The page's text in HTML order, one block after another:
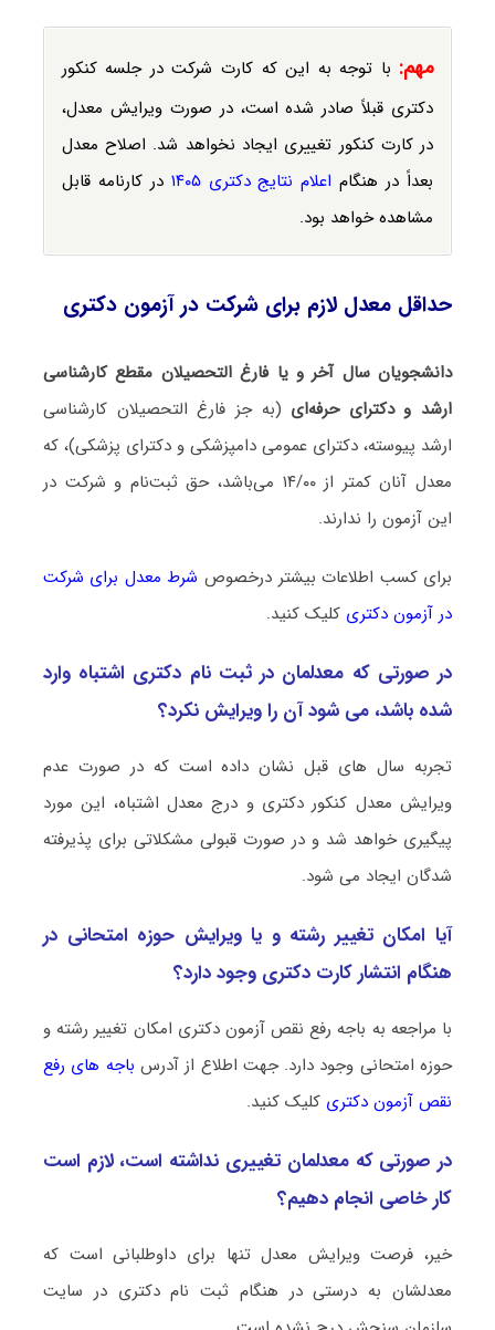
مهم: با توجه به این که کارت شرکت در جلسه کنکور
دکتری قبلاً صادر شده است، در صورت ویرایش معدل،
در کارت کنکور تغییری ایجاد نخواهد شد. اصلاح معدل
بعداً در هنگام اعلام نتایج دکتری ۱۴۰۵
در کارنامه قابل
مشاهده خواهد بود.
حداقل معدل لازم برای شرکت در آزمون دکتری
داﻧﺸﺠﻮﻳﺎن ﺳﺎل آﺧﺮ و ﻳﺎ ﻓﺎرغ اﻟﺘﺤﺼﻴﻼن ﻣﻘﻄﻊ ﻛﺎرﺷﻨﺎسی
ارﺷﺪ و دﻛﺘﺮای ﺣﺮﻓﻪای (ﺑﻪ ﺟﺰ ﻓﺎرغ اﻟﺘﺤﺼﻴﻼن ﻛﺎرﺷﻨﺎسی
ارﺷﺪ ﭘﻴﻮﺳﺘﻪ، دﻛﺘﺮای عمومی داﻣﭙﺰشکی و دﻛﺘﺮای ﭘﺰشکی)، ﻛﻪ
ﻣﻌﺪل آﻧﺎن ﻛﻤﺘﺮ از ۱۴/۰۰ میﺑﺎﺷﺪ، ﺣﻖ ﺛﺒﺖﻧﺎم و ﺷﺮﻛﺖ در
اﻳﻦ آزﻣﻮن را ﻧﺪارﻧﺪ.
برای کسب اطلاعات بیشتر درخصوص شرط معدل برای شرکت
در آزمون دکتری کلیک کنید.
در صورتی که معدلمان در ثبت نام دکتری اشتباه وارد
شده باشد، می شود آن را ویرایش نکرد؟
تجربه سال های قبل نشان داده است که در صورت عدم
ویرایش معدل کنکور دکتری و درج معدل اشتباه، این مورد
پیگیری خواهد شد و در صورت قبولی مشکلاتی برای پذیرفته
شدگان ایجاد می شود.
آیا امکان تغییر رشته و یا ویرایش حوزه امتحانی در
هنگام انتشار کارت دکتری وجود دارد؟
با مراجعه به باجه رفع نقص آزمون دکتری امکان تغییر رشته و
حوزه امتحانی وجود دارد. جهت اطلاع از آدرس باجه های رفع
نقص آزمون دکتری کلیک کنید.
در صورتی که معدلمان تغییری نداشته است، لازم است
کار خاصی انجام دهیم؟
خیر، فرصت ویرایش معدل تنها برای داوطلبانی است که
معدلشان به درستی در هنگام ثبت نام دکتری در سایت